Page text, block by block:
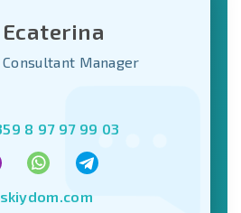
Ecaterina
Consultant Manager
8 97 97 99 03